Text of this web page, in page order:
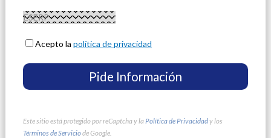
Acepto lapolítica de privacidad
Este sitio está protegido por reCaptcha y la Política de Privacidady los
Términos de Serviciode Google.